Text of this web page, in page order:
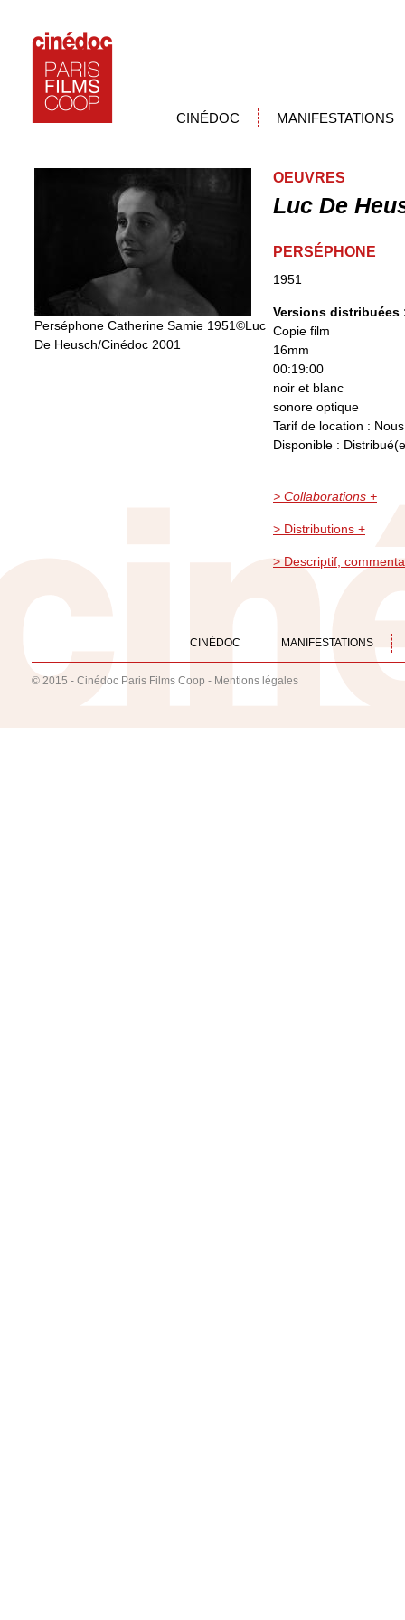
CINÉDOC MANIFESTATIONS
Perséphone Catherine Samie 1951©Luc
De Heusch/Cinédoc 2001
OEUVRES
Luc De
PERSÉPHONE
1951
Versions
Copie film
16mm
00:19:00
noir et blanc
sonore optique
Tarif de location :
Disponible :
> Collaborations +
> Distributions +
> Descriptif,
CINÉDOC MANIFESTATIONS
© 2015 - Cinédoc Paris Films Coop - Mentions légales